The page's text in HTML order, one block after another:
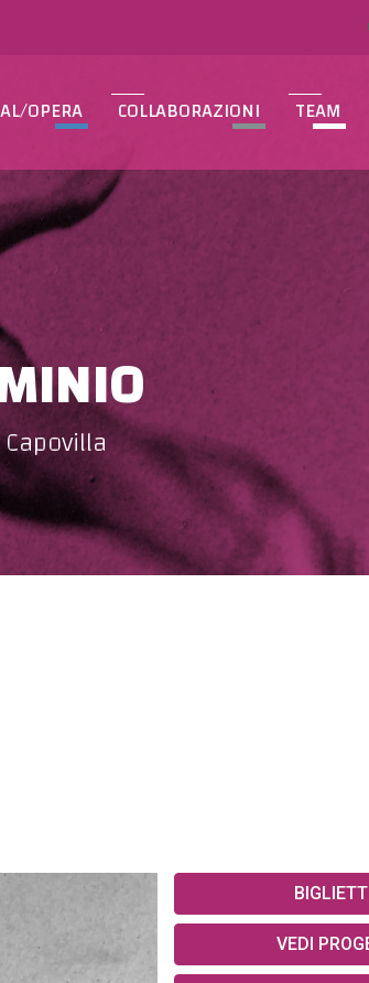
OPERA COLLABORAZIONI TEAM
VEDI